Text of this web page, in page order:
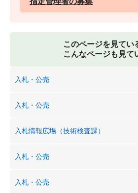
このページを見てい
こんなページも見て
入札・公売
入札・公売
入札情報広場（技術検査課）
入札・公売
入札・公売